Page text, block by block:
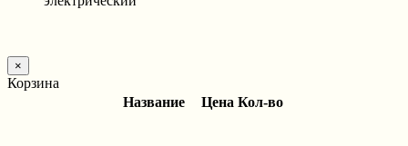
×
Корзина
Название
Цена Кол-во